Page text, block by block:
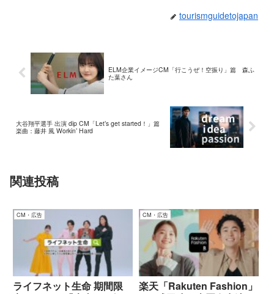
tourismguidetojapan
ELM企業イメージCM「行こうぜ！空振り」篇 森ふ
た葉さん
大谷翔平選手 出演 dip CM「Let’s get started！」篇
楽曲：藤井 風 Workin’ Hard
関連投稿
CM・広告
ライフネット生命 期間限
CM・広告
楽天「Rakuten Fashion」